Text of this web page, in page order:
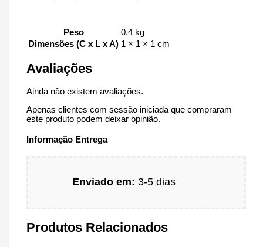
Peso
0.4 kg
Dimensões (C x L x A) 1 × 1 × 1 cm
Avaliações
Ainda não existem avaliações.
Apenas clientes com sessão iniciada que compraram
este produto podem deixar opinião.
Informação Entrega
Enviado em: 3-5 dias
Produtos Relacionados